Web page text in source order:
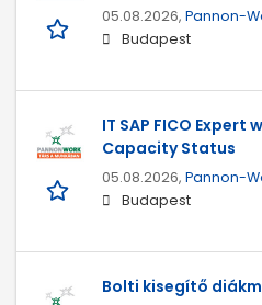
05.08.2026, Pannon-
Budapest
IT SAP FICO Expert
Capacity Status
05.08.2026, Pannon-
Budapest
Bolti kisegítő